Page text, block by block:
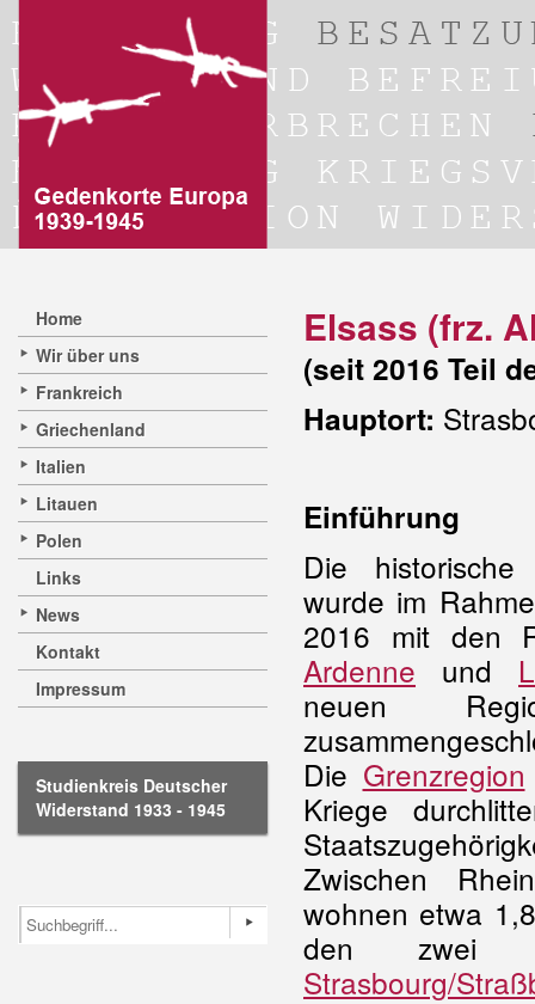
Home
Wir über uns
Frankreich
Griechenland
Italien
Litauen
Polen
Links
News
Kontakt
Impressum
Studienkreis Deutscher
Widerstand 1933 - 1945
Elsass (frz.
(seit 2016 Teil
Hauptort:
Einführung
Die historische
wurde im
2016 mit den
Ardenne und
neuen
Die Grenzregion
Kriege
Zwischen
wohnen etwa
den zwei
Strasbourg/